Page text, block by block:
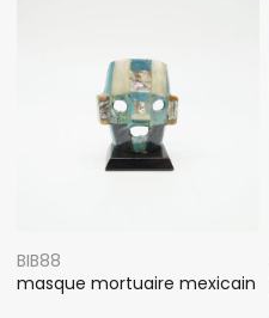
BIB88
masque mortuaire mexicain